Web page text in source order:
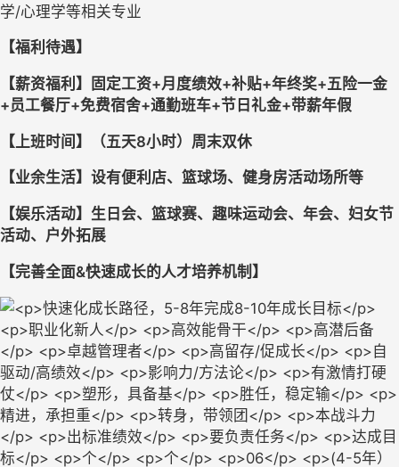
学/心理学等相关专业
【福利待遇】
【薪资福利】固定工资+月度绩效+补贴+年终奖+五险一金
+员工餐厅+免费宿舍+通勤班车+节日礼金+带薪年假
【上班时间】（五天8小时）周末双休
【业余生活】设有便利店、篮球场、健身房活动场所等
【娱乐活动】生日会、篮球赛、趣味运动会、年会、妇女节
活动、户外拓展
【完善全面&快速成长的人才培养机制】